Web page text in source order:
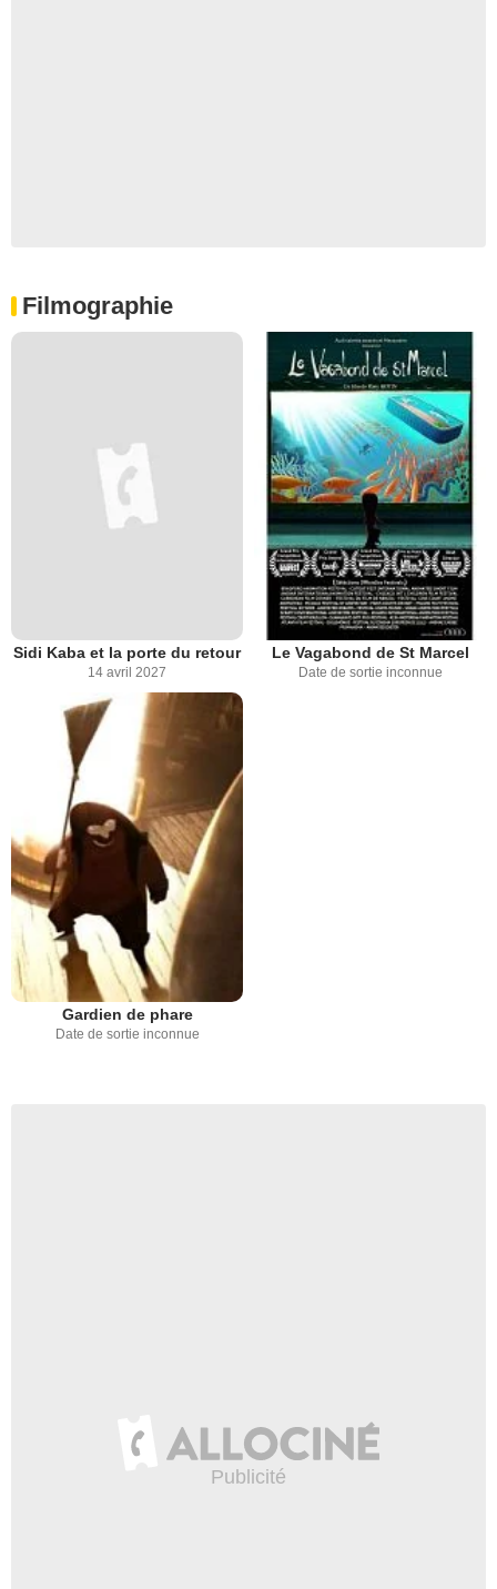
Filmographie
Sidi Kaba et la porte du retour
14 avril 2027
Le Vagabond de St Marcel
Date de sortie inconnue
Gardien de phare
Date de sortie inconnue